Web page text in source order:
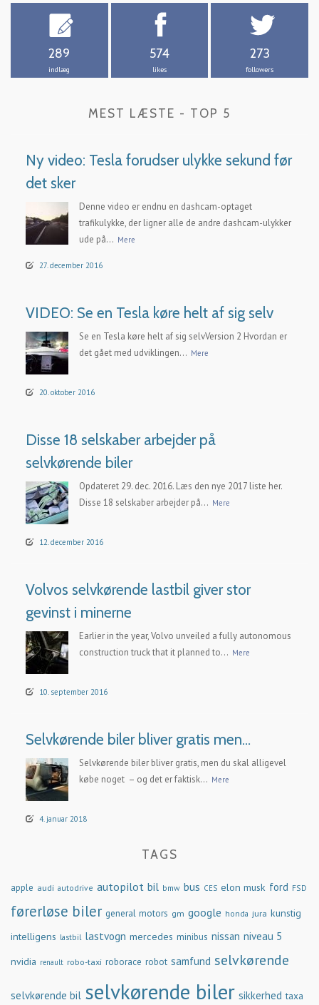
289
indlæg
574
likes
273
followers
MEST LÆSTE - TOP 5
Ny video: Tesla forudser ulykke sekund før
det sker
Denne video er endnu en dashcam-optaget
trafikulykke, der ligner alle de andre dashcam-ulykker
ude på... Mere
27. december 2016
VIDEO: Se en Tesla køre helt af sig selv
Se en Tesla køre helt af sig selvVersion 2 Hvordan er
det gået med udviklingen... Mere
20. oktober 2016
Disse 18 selskaber arbejder på
selvkørende biler
Opdateret 29. dec. 2016. Læs den nye 2017 liste her.
Disse 18 selskaber arbejder på... Mere
12. december 2016
Volvos selvkørende lastbil giver stor
gevinst i minerne
Earlier in the year, Volvo unveiled a fully autonomous
construction truck that it planned to... Mere
10. september 2016
Selvkørende biler bliver gratis men…
Selvkørende biler bliver gratis, men du skal alligevel
købe noget – og det er faktisk... Mere
4. januar 2018
TAGS
apple audi autodrive autopilot bil bmw bus CES elon musk ford FSD
førerløse biler general motors gm google honda jura kunstig
intelligens lastbil lastvogn mercedes minibus nissan niveau 5
nvidia renault robo-taxi roborace robot samfund selvkørende
selvkørende bil selvkørende biler sikkerhed taxa